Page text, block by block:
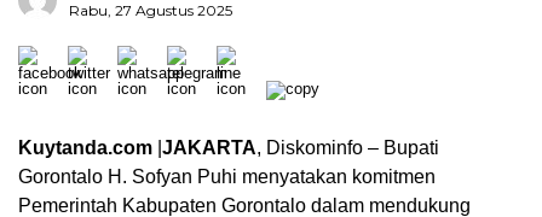
Rabu, 27 Agustus 2025
Kuytanda.com JAKARTA, Diskominfo – Bupati
Gorontalo H. Sofyan Puhi menyatakan komitmen
Pemerintah Kabupaten Gorontalo dalam mendukung